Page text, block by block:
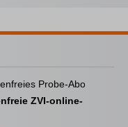
Probe-Abo
ZVI-online-